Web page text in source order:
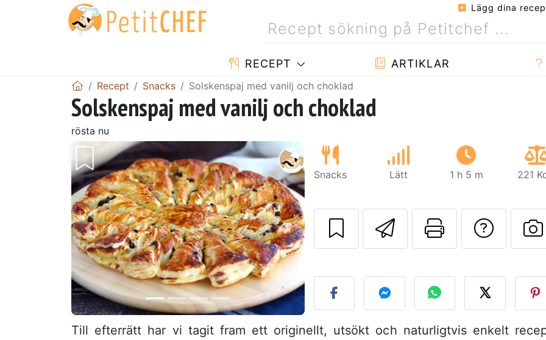
Lägg dina
RECEPT ARTIKLAR
Recept Snacks Solskenspaj med vanilj och choklad
Solskenspaj med vanilj och choklad
rösta nu
Föregående Nästa
Snacks Lätt 1 h 5 m 221
Skicka detta
Skriv ut
Till efterrätt har vi tagit fram ett originellt, utsökt och naturligtvis enkelt